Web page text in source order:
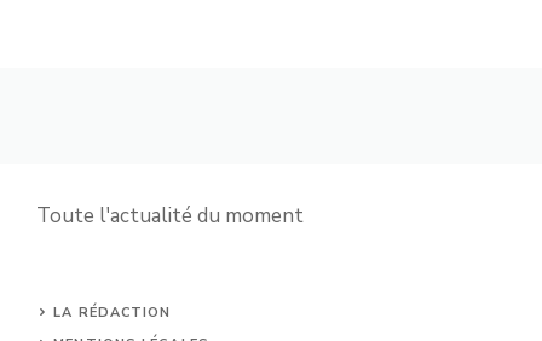
Toute l'actualité du moment
LA RÉDACTION